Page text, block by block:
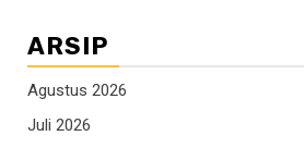
ARSIP
Agustus 2026
Juli 2026